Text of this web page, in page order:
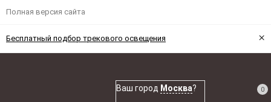
Полная версия сайта
Бесплатный подбор трекового освещения ×
Ваш город Москва? 0